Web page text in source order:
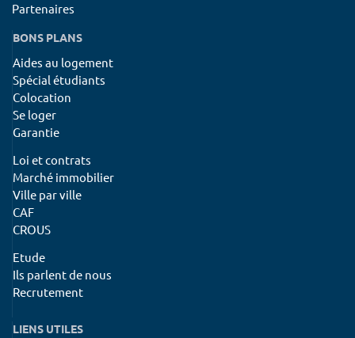
Partenaires
BONS PLANS
Aides au logement
Spécial étudiants
Colocation
Se loger
Garantie
Loi et contrats
Marché immobilier
Ville par ville
CAF
CROUS
Etude
Ils parlent de nous
Recrutement
LIENS UTILES